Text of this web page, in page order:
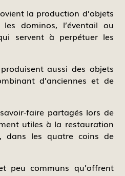
la production d’objets
dominos, l’éventail ou
servent à perpétuer les
aussi des objets
d’anciennes et de
faire partagés lors de
utiles à la restauration
dans les quatre coins de
peu communs qu’offrent